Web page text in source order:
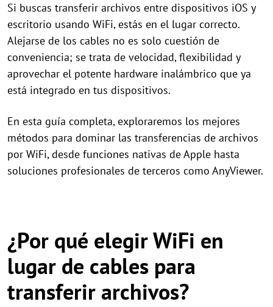
Si buscas transferir archivos entre dispositivos iOS y
escritorio usando WiFi, estás en el lugar correcto.
Alejarse de los cables no es solo cuestión de
conveniencia; se trata de velocidad, flexibilidad y
aprovechar el potente hardware inalámbrico que ya
está integrado en tus dispositivos.
En esta guía completa, exploraremos los mejores
métodos para dominar las transferencias de archivos
por WiFi, desde funciones nativas de Apple hasta
soluciones profesionales de terceros como AnyViewer.
¿Por qué elegir WiFi en
lugar de cables para
transferir archivos?